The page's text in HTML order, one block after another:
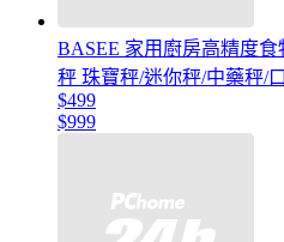
BASEE 家用廚房高精度
秤 珠寶秤/迷你秤/中藥秤/
$499
$999